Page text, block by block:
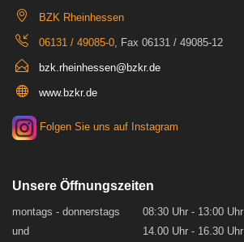
BZK Rheinhessen
06131 / 49085-0 , Fax 06131 / 49085-12
bzk.rheinhessen@bzkr.de
www.bzkr.de
Folgen Sie uns auf Instagram
Unsere Öffnungszeiten
montags - donnerstags
08:30 Uhr - 13:00 Uhr
und
14.00 Uhr - 16.30 Uhr